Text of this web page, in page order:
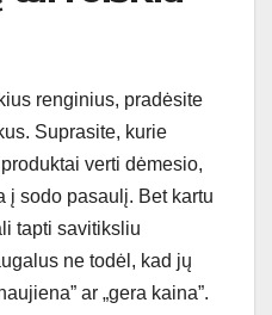
renginius, pradėsite
Suprasite, kurie
verti dėmesio,
į sodo pasaulį. Bet kartu
tapti savitiksliu
ne todėl, kad jų
ar „gera kaina”.